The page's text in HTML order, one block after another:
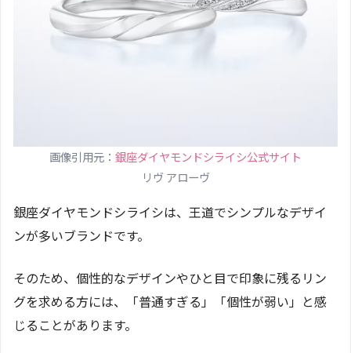
画像引用元： 銀座ダイヤモンドシライシ公式サイト
リヴ アローヴ
銀座ダイヤモンドシライシは、王道でシンプルなデザイ
ンが多いブランドです。
そのため、個性的なデザインやひと目で印象に残るリン
グを求める方には、「普通すぎる」「個性が弱い」と感
じることがあります。